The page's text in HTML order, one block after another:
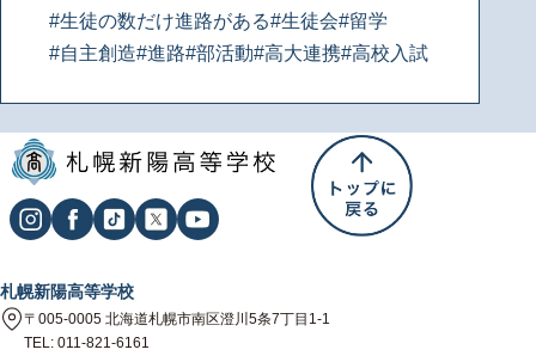
#生徒の数だけ進路がある#生徒会#留学
#自主創造#進路#部活動#高大連携#高校入試
札幌新陽高等学校
〒005-0005 北海道札幌市南区澄川5条7丁目1-1
TEL: 011-821-6161